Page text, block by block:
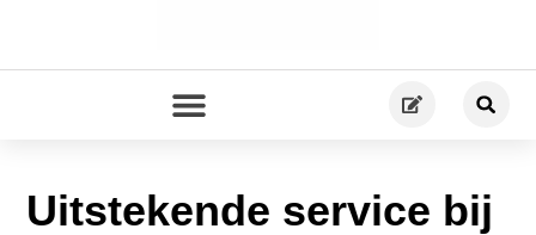
Uitstekende service bij